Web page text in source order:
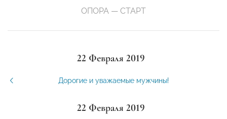
ОПОРА — СТАРТ
22 Февраля 2019
Дорогие и уважаемые мужчины!
22 Февраля 2019